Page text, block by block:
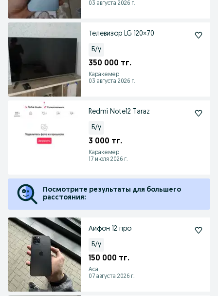
03 августа 2026 г.
Телевизор LG 120×70
Б/у
350 000 тг.
Каракемер
03 августа 2026 г.
Redmi Note12 Taraz
Б/у
3 000 тг.
Каракемер
17 июля 2026 г.
Посмотрите результаты для большего
расстояния:
Айфон 12 про
Б/у
150 000 тг.
Аса
07 августа 2026 г.